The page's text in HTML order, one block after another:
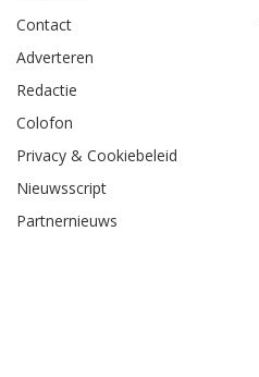
Contact
Adverteren
Redactie
Colofon
Privacy & Cookiebeleid
Nieuwsscript
Partnernieuws